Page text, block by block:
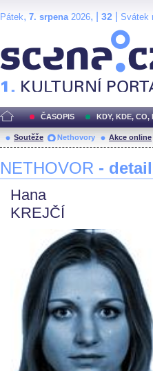
Pátek, 7. srpena2026, | 32 Svátek
ČASOPIS KDY, KDE, CO,
Soutěže Nethovory Akce online
NETHOVOR - detail
Hana
KREJČÍ